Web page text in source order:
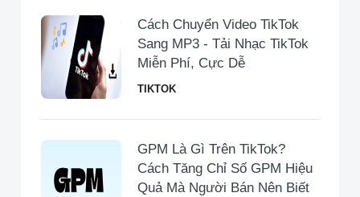
Cách Chuyển Video TikTok
Sang MP3 - Tải Nhạc TikTok
Miễn Phí, Cực Dễ
TIKTOK
GPM Là Gì Trên TikTok?
Cách Tăng Chỉ Số GPM Hiệu
Quả Mà Người Bán Nên Biết